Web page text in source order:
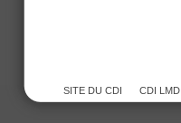
SITE DU CDI
CDI LMD